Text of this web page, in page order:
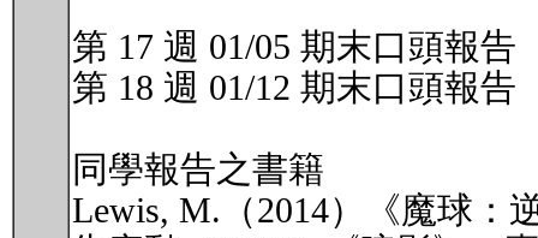
第 17 週 01/05 期末口頭報告
第 18 週 01/12 期末口頭報告
同學報告之書籍
Lewis, M.（2014）《魔球：